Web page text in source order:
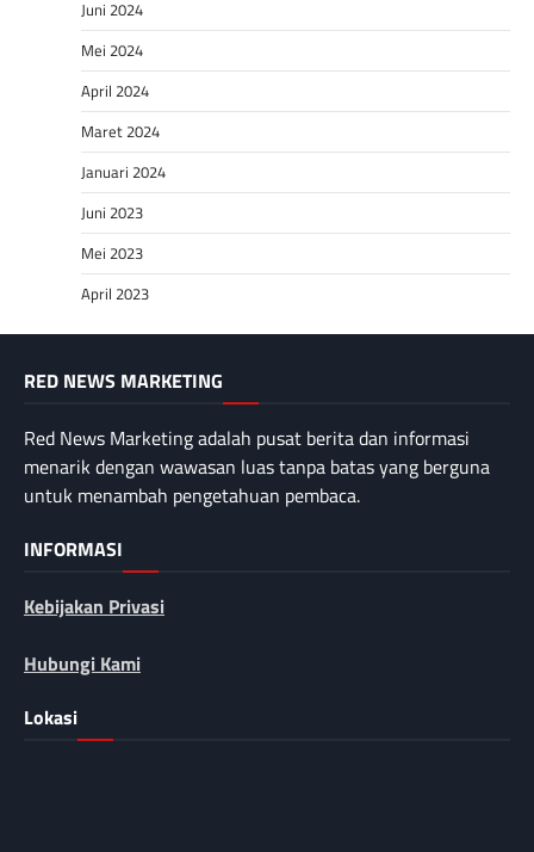
Juni 2024
Mei 2024
April 2024
Maret 2024
Januari 2024
Juni 2023
Mei 2023
April 2023
RED NEWS MARKETING
Red News Marketing adalah pusat berita dan informasi
menarik dengan wawasan luas tanpa batas yang berguna
untuk menambah pengetahuan pembaca.
INFORMASI
Kebijakan Privasi
Hubungi Kami
Lokasi